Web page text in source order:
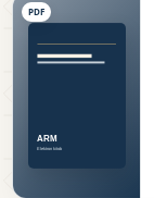
PDF